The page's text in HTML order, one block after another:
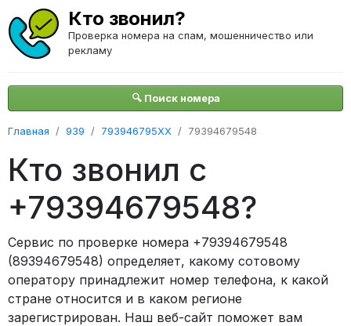
Кто звонил?
Проверка номера на спам, мошенничество или
рекламу
🔍 Поиск номера
Главная 939 793946795XX 79394679548
Кто звонил с
+79394679548?
Сервис по проверке номера +79394679548
(89394679548) определяет, какому сотовому
оператору принадлежит номер телефона, к какой
стране относится и в каком регионе
зарегистрирован. Наш веб-сайт поможет вам